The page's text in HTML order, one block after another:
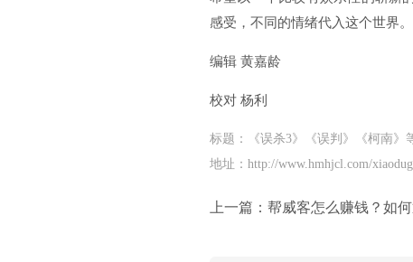
感受，不同的情绪代入这个世界
编辑 黄嘉龄
校对 杨利
标题：《误杀3》《误判》《柯南》
地址：http://www.hmhjcl.com/
上一篇： 帮威客怎么赚钱？如何通过帮威客